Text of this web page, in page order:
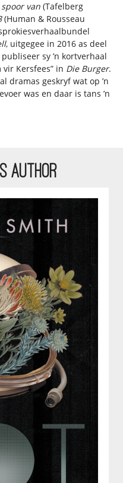
van(Tafelberg
(Human & Rousseau
, uitgegee in 2016 as deel
sy ’n kortverhaal
vir Kersfees” in Die Burger.
dramas geskryf wat op ’n
was en daar is tans ’n
AUTHOR